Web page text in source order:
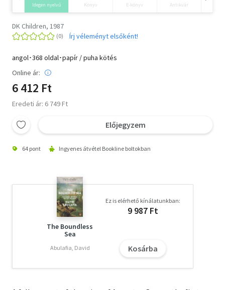
Idegen nyelvű Könyv E-könyv Antikvár
DK Children, 1987
Írj véleményt elsőként!
angol･368 oldal･papír / puha kötés
Online ár:
6 412 Ft
Eredeti ár: 6 749 Ft
Előjegyzem
64 pont Ingyenes átvétel Bookline boltokban
The Boundless
Sea
Abulafia, David
Ez is elérhető kínálatunkban:
9 987 Ft
Kosárba